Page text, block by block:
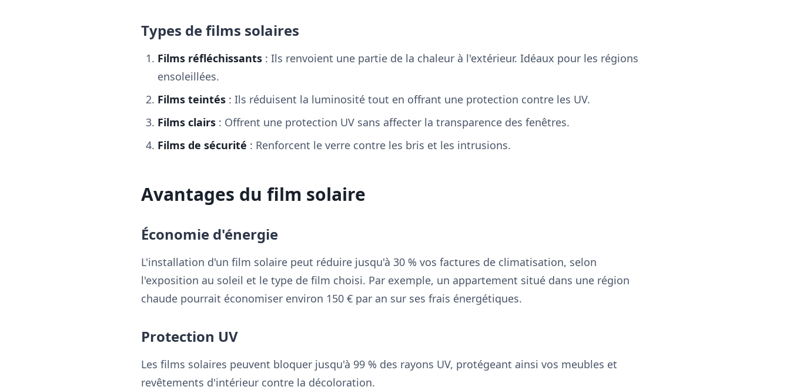
Types de films solaires
Films réfléchissants : Ils renvoient une partie de la chaleur à l'extérieur. Idéaux pour les régions
ensoleillées.
Films teintés : Ils réduisent la luminosité tout en offrant une protection contre les UV.
Films clairs : Offrent une protection UV sans affecter la transparence des fenêtres.
Films de sécurité : Renforcent le verre contre les bris et les intrusions.
Avantages du film solaire
Économie d'énergie
L'installation d'un film solaire peut réduire jusqu'à 30 % vos factures de climatisation, selon
l'exposition au soleil et le type de film choisi. Par exemple, un appartement situé dans une région
chaude pourrait économiser environ 150 € par an sur ses frais énergétiques.
Protection UV
Les films solaires peuvent bloquer jusqu'à 99 % des rayons UV, protégeant ainsi vos meubles et
revêtements d'intérieur contre la décoloration.